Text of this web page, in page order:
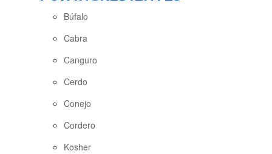
Búfalo
Cabra
Canguro
Cerdo
Conejo
Cordero
Kosher